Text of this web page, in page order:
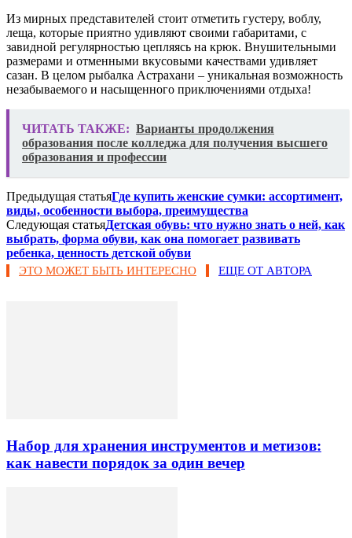
Из мирных представителей стоит отметить густеру, воблу,
леща, которые приятно удивляют своими габаритами, с
завидной регулярностью цепляясь на крюк. Внушительными
размерами и отменными вкусовыми качествами удивляет
сазан. В целом рыбалка Астрахани – уникальная возможность
незабываемого и насыщенного приключениями отдыха!
ЧИТАТЬ ТАКЖЕ: Варианты продолжения
образования после колледжа для получения высшего
образования и профессии
Предыдущая статьяГде купить женские сумки: ассортимент,
виды, особенности выбора, преимущества
Следующая статьяДетская обувь: что нужно знать о ней, как
выбрать, форма обуви, как она помогает развивать
ребенка, ценность детской обуви
ЭТО МОЖЕТ БЫТЬ ИНТЕРЕСНО ЕЩЕ ОТ АВТОРА
Набор для хранения инструментов и метизов:
как навести порядок за один вечер